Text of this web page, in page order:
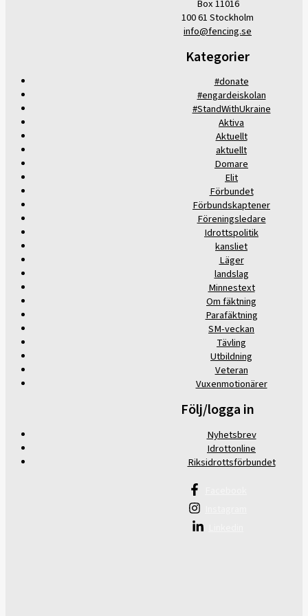
Box 11016
100 61 Stockholm
info@fencing.se
Kategorier
#donate
#engardeiskolan
#StandWithUkraine
Aktiva
Aktuellt
aktuellt
Domare
Elit
Förbundet
Förbundskaptener
Föreningsledare
Idrottspolitik
kansliet
Läger
landslag
Minnestext
Om fäktning
Parafäktning
SM-veckan
Tävling
Utbildning
Veteran
Vuxenmotionärer
Följ/logga in
Nyhetsbrev
Idrottonline
Riksidrottsförbundet